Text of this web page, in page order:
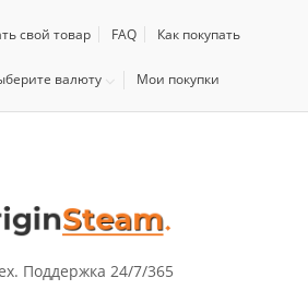
свой товар FAQ Как покупать
валюту Мои покупки
Поддержка 24/7/365